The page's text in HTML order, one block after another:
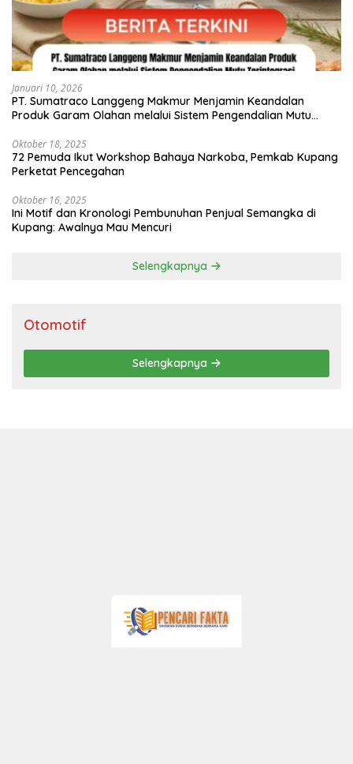
Januari 10, 2026
PT. Sumatraco Langgeng Makmur Menjamin Keandalan
Produk Garam Olahan melalui Sistem Pengendalian Mutu
Oktober 18, 2025
72 Pemuda Ikut Workshop Bahaya Narkoba, Pemkab Kupang
Perketat Pencegahan
Oktober 16, 2025
Ini Motif dan Kronologi Pembunuhan Penjual Semangka di
Kupang: Awalnya Mau Mencuri
Selengkapnya
Otomotif
Selengkapnya